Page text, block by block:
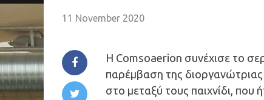
11 November 2020
Η Comsoaerion συνέχισε το
παρέμβαση της
στο μεταξύ τους παιχνίδι, που